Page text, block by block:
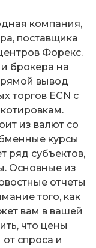
компания,
поставщика
Форекс.
брокера на
вывод
торгов ECN с
из валют со
курсы
ряд субъектов,
Основные из
отчеты
того, как
вам в вашей
что цены
спроса и